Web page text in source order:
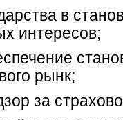
в
интересов;
рынк;
за